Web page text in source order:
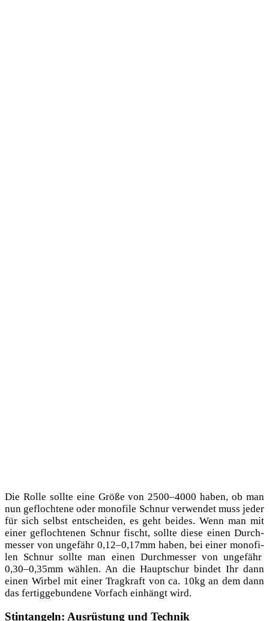
Die Rol­le soll­te eine Grö­ße von 2500–4000 haben, ob man
nun gefloch­te­ne oder mono­fi­le Schnur ver­wen­det muss jeder
für sich selbst ent­schei­den, es geht bei­des. Wenn man mit
einer gefloch­te­nen Schnur fischt, soll­te die­se einen Durch­
mes­ser von unge­fähr 0,12–0,17mm haben, bei einer mono­fi­
len Schnur soll­te man einen Durch­mes­ser von unge­fähr
0,30–0,35mm wäh­len. An die Haupt­schur bin­det Ihr dann
einen Wir­bel mit einer Trag­kraft von ca. 10kg an dem dann
das fer­tig­ge­bun­de­ne Vor­fach ein­hängt wird.
Stintangeln: Ausrüstung und Technik